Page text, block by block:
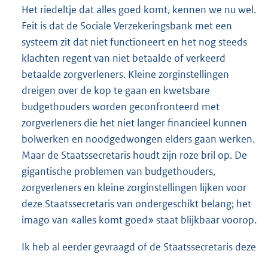
Het riedeltje dat alles goed komt, kennen we nu wel.
Feit is dat de Sociale Verzekeringsbank met een
systeem zit dat niet functioneert en het nog steeds
klachten regent van niet betaalde of verkeerd
betaalde zorgverleners. Kleine zorginstellingen
dreigen over de kop te gaan en kwetsbare
budgethouders worden geconfronteerd met
zorgverleners die het niet langer financieel kunnen
bolwerken en noodgedwongen elders gaan werken.
Maar de Staatssecretaris houdt zijn roze bril op. De
gigantische problemen van budgethouders,
zorgverleners en kleine zorginstellingen lijken voor
deze Staatssecretaris van ondergeschikt belang; het
imago van «alles komt goed» staat blijkbaar voorop.
Ik heb al eerder gevraagd of de Staatssecretaris deze